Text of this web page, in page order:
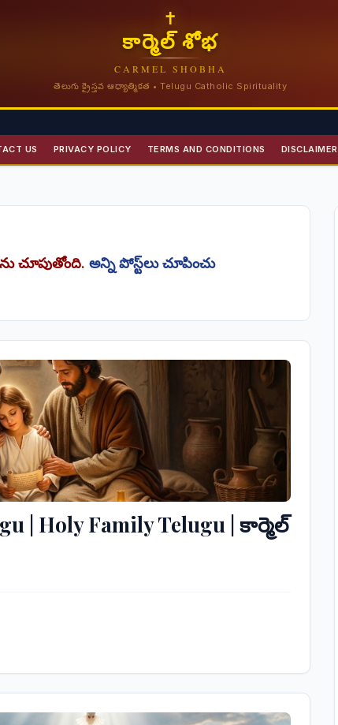
✝
కార్మెల్ శోభ
CARMEL SHOBHA
తెలుగు క్రైస్తవ ఆధ్యాత్మికత • Telugu Catholic Spirituality
US PRIVACY POLICY TERMS AND CONDITIONS DISCLAIMER
చూపుతోంది. అన్ని పోస్ట్‌లు చూపించు
| Holy Family Telugu | కార్మెల్